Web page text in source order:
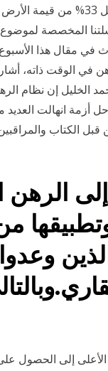
مؤسسة النقد لن تسمح بأن
المخصصة
في مقال هذا
في الوقت ذاته،
الخليل إن نظام
انهالت العديد
الكتاب
الرهن
إلى الحصول